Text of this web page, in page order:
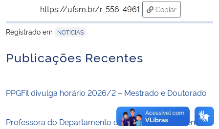
Gabinete de Segurança Institucional
Advocacia-Geral da União
Banco Central do Brasil
Planalto
https://ufsm.br/r-556-4961
Copiar
para área de
Registrado em
NOTÍCIAS
Publicações Recentes
PPGFil divulga horário 2026/2 – Mestrado e Doutorado
Professora do Departamento de Filosofia é conferencista